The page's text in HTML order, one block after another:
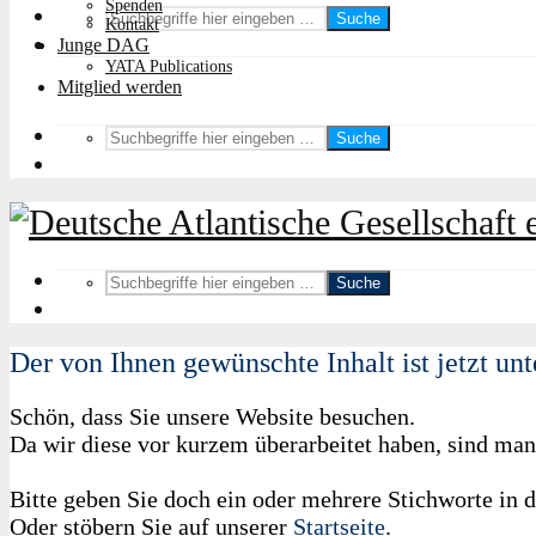
Suche
Spenden
Kontakt
Junge DAG
YATA Publications
Mitglied werden
Suche
Suche
Der von Ihnen gewünschte Inhalt ist jetzt
Schön, dass Sie unsere Website besuchen.
Da wir diese vor kurzem überarbeitet haben, sind
Bitte geben Sie doch ein oder mehrere Stichworte in
Oder stöbern Sie auf unserer Startseite.